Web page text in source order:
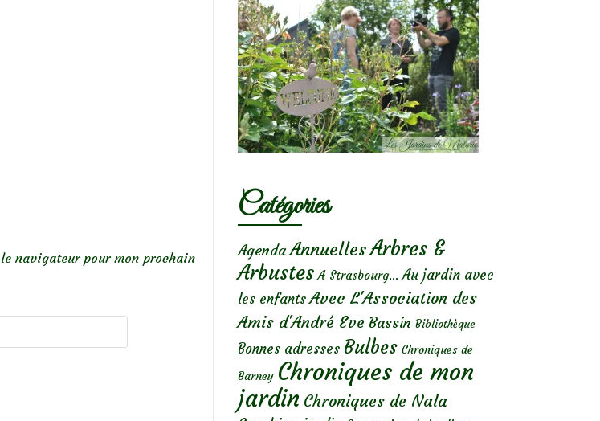
navigateur pour mon prochain
Catégories
Agenda AnnuellesArbres &
Arbustes A Strasbourg... Au jardin avec
les enfants Avec L'Association des
Amis d'André Eve Bassin Bibliothèque
Bonnes adresses Bulbes Chroniques de
Barney Chroniques de mon
jardin Chroniques de Nala